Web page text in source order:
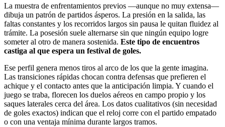
La muestra de enfrentamientos previos —aunque no muy extensa—
dibuja un patrón de partidos ásperos. La presión en la salida, las
faltas constantes y los recorridos largos sin pausa le quitan fluidez al
trámite. La posesión suele alternarse sin que ningún equipo logre
someter al otro de manera sostenida. Este tipo de encuentros
castiga al que espera un festival de goles.
Ese perfil genera menos tiros al arco de los que la gente imagina.
Las transiciones rápidas chocan contra defensas que prefieren el
achique y el contacto antes que la anticipación limpia. Y cuando el
juego se traba, florecen los duelos aéreos en campo propio y los
saques laterales cerca del área. Los datos cualitativos (sin necesidad
de goles exactos) indican que el reloj corre con el partido empatado
o con una ventaja mínima durante largos tramos.